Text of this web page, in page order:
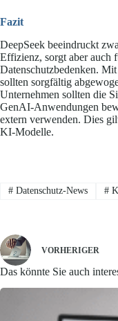
Fazit
DeepSeek beeindruckt
Effizienz, sorgt aber auch
Datenschutzbedenken.
sollten sorgfältig
Unternehmen sollten die
GenAI-Anwendungen
extern verwenden. Dies
KI-Modelle.
#Datenschutz-News #
VORHERIGER
Das könnte Sie auch